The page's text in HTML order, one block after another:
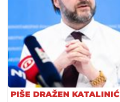
PIŠE DRAŽEN KATALINIĆ